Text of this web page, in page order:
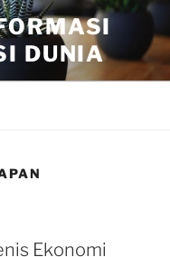
DUNIA
Ekonomi